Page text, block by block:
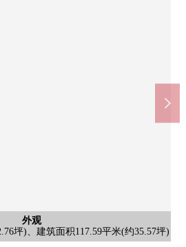
外观
坪)、建筑面积117.59平米(约35.57坪)
有前面道路的外观
宅专用区的清静的住宅区
有前面道路的外观
前面道路的外观
有前面道路的外观
前面道路的外观
有前面道路的外观
前面道路的外观
有前面道路的外观
前面道路的外观
登美ka山冈商店(约1300m)
步行17分钟。
登美丘小学(约1000m)
步行13分钟。
北登美丘商店(约1270m)
步行16分钟。